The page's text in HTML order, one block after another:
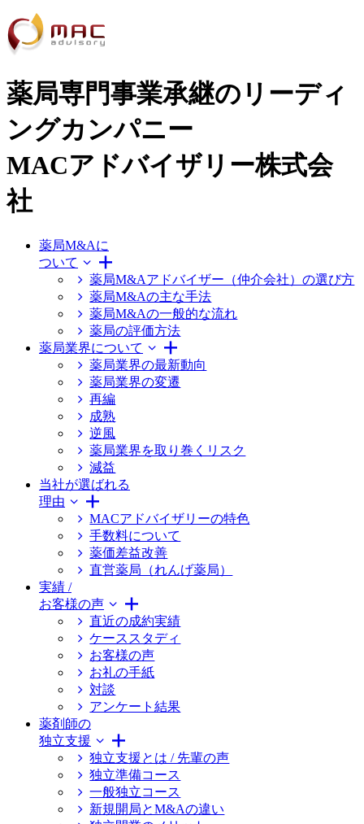
薬局専門事業承継のリーディ
ングカンパニー
MACアドバイザリー株式会
社
薬局M&Aに
ついて
薬局M&Aアドバイザー（仲介会社）の選び方
薬局M&Aの主な手法
薬局M&Aの一般的な流れ
薬局の評価方法
薬局業界について
薬局業界の最新動向
薬局業界の変遷
再編
成熟
逆風
薬局業界を取り巻くリスク
減益
当社が選ばれる
理由
MACアドバイザリーの特色
手数料について
薬価差益改善
直営薬局（れんげ薬局）
実績 /
お客様の声
直近の成約実績
ケーススタディ
お客様の声
お礼の手紙
対談
アンケート結果
薬剤師の
独立支援
独立支援とは / 先輩の声
独立準備コース
一般独立コース
新規開局とM&Aの違い